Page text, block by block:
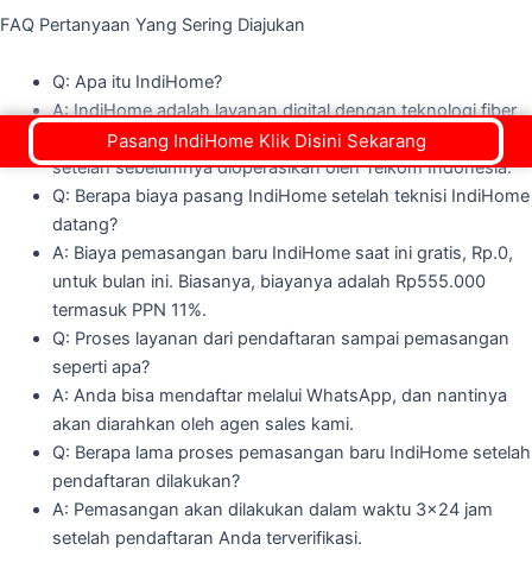
FAQ Pertanyaan Yang Sering Diajukan
Q: Apa itu IndiHome?
A: IndiHome adalah layanan digital dengan teknologi fiber
optik yang kini berada di bawah naungan Telkomsel,
setelah sebelumnya dioperasikan oleh Telkom Indonesia.
Q: Berapa biaya pasang IndiHome setelah teknisi IndiHome
datang?
A: Biaya pemasangan baru IndiHome saat ini gratis, Rp.0,
untuk bulan ini. Biasanya, biayanya adalah Rp555.000
termasuk PPN 11%.
Q: Proses layanan dari pendaftaran sampai pemasangan
seperti apa?
A: Anda bisa mendaftar melalui WhatsApp, dan nantinya
akan diarahkan oleh agen sales kami.
Q: Berapa lama proses pemasangan baru IndiHome setelah
pendaftaran dilakukan?
A: Pemasangan akan dilakukan dalam waktu 3x24 jam
setelah pendaftaran Anda terverifikasi.
Pasang IndiHome Klik Disini Sekarang